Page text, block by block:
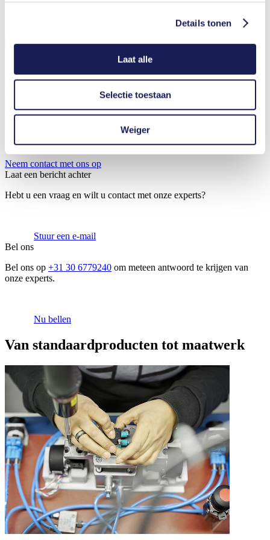
Details tonen
Laat alle
Selectie toestaan
Weiger
Wat zijn de prijzen en de verkrijgbaarheid van de producten van
KNF?
De prijzen en de verkrijgbaarheid zijn afhankelijk van het
producttype en van de aanpassing van het product. Neem contact op
Neem contact met ons op
Laat een bericht achter
Hebt u een vraag en wilt u contact met onze experts?
Stuur een e-mail
Bel ons
Bel ons op +31 30 6779240 om meteen antwoord te krijgen van
onze experts.
Nu bellen
Van standaardproducten tot maatwerk